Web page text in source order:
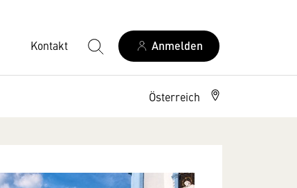
Kontakt Anmelden
Österreich